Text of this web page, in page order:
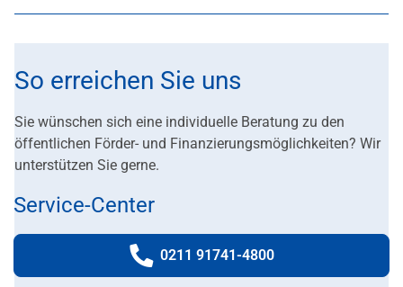
So erreichen Sie uns
Sie wünschen sich eine individuelle Beratung zu den
öffentlichen Förder- und Finanzierungsmöglichkeiten? Wir
unterstützen Sie gerne.
Service-Center
Telefonnummer:
0211 91741-4800